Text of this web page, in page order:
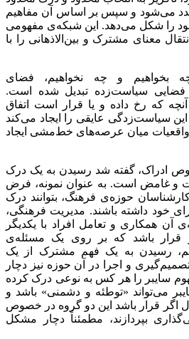
می‌شود و سپس بر اساس آن مفاهیم
را شکل می‌دهد. این شبکه‌ی مفهومی
معنای مشترک و بین‌الاذهانی را با
بخواهیم و چه نخواهیم، فضای
سیاست‌زده تبدیل شده است.
که رخ داده و یا قرار است اتفاق
سیاست‌زدگی عایقی را ایجاد می‌کند
واقعیات میان عرصه‌های خط‌مشی ایجاد
ادراک، گفته شد رسیدن به یک درک
و غامض است. به عنوان نمونه، فرض
حوزه‌ی فرهنگ، بتوانند درک
خود داشته باشند. مدیریت فرهنگی،
آن همکاری و تعامل افراد با یکدیگر
قرار باشد که بر روی یک مسئله‌ی
رسیدن به یک فهم مشترک از یک
و اجرا در آن حوزه نیز دچار
سایبر را هر کس به نوعی درک کرده
می‌تواند «توطئه و دشمنی» باشد و
اگر قرار باشد این دو گروه در خصوص
بپردازند، مطمئناً دچار مشکل